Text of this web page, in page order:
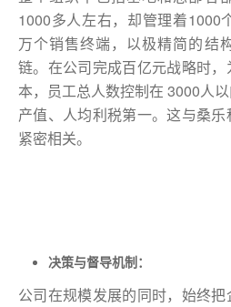
1000多人左右，却管理着1000
万个销售终端，以极精简的结
链。在公司完成百亿元战略时
本，员工总人数控制在 3000人
产值、人均利税第一。这与桑
紧密相关。
决策与督导机制：
公司在规模发展的同时，始终